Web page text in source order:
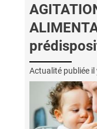
Actualité publiée il